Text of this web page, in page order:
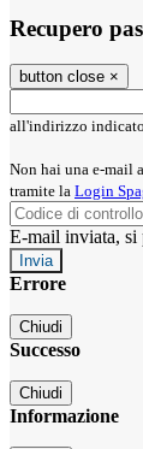
Recupero
button close ×
all'indirizzo
Non hai una e-mail
tramite la Login
E-mail inviata, si
Errore
Chiudi
Successo
Chiudi
Informazione